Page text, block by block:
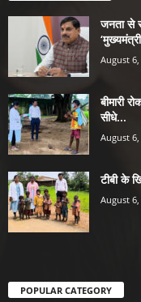
जनता से
August 6,
बीमारी
सीधे...
August 6,
टीबी के
August 6,
POPULAR CATEGORY